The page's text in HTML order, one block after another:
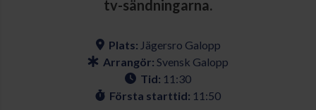
tv-sändningarna.
Plats: Jägersro Galopp
Arrangör: Svensk Galopp
Tid: 11:30
Första starttid: 11:50